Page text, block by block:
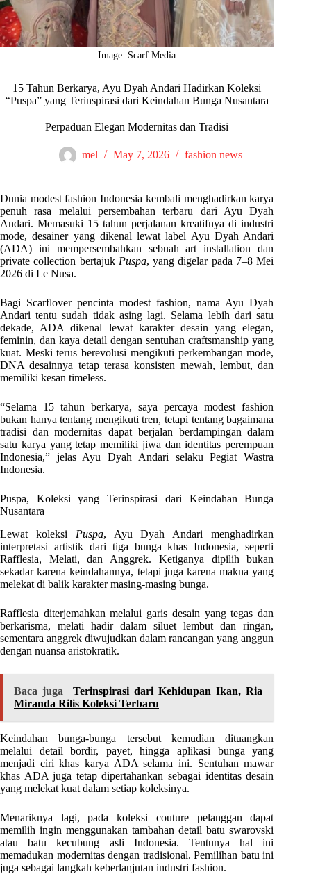
Image: Scarf Media
15 Tahun Berkarya, Ayu Dyah Andari Hadirkan Koleksi
“Puspa” yang Terinspirasi dari Keindahan Bunga Nusantara
Perpaduan Elegan Modernitas dan Tradisi
mel May 7, 2026 fashion news
Dunia modest fashion Indonesia kembali menghadirkan karya
penuh rasa melalui persembahan terbaru dari Ayu Dyah
Andari. Memasuki 15 tahun perjalanan kreatifnya di industri
mode, desainer yang dikenal lewat label Ayu Dyah Andari
(ADA) ini mempersembahkan sebuah art installation dan
private collection bertajuk Puspa, yang digelar pada 7–8 Mei
2026 di Le Nusa.
Bagi Scarflover pencinta modest fashion, nama Ayu Dyah
Andari tentu sudah tidak asing lagi. Selama lebih dari satu
dekade, ADA dikenal lewat karakter desain yang elegan,
feminin, dan kaya detail dengan sentuhan craftsmanship yang
kuat. Meski terus berevolusi mengikuti perkembangan mode,
DNA desainnya tetap terasa konsisten mewah, lembut, dan
memiliki kesan timeless.
“Selama 15 tahun berkarya, saya percaya modest fashion
bukan hanya tentang mengikuti tren, tetapi tentang bagaimana
tradisi dan modernitas dapat berjalan berdampingan dalam
satu karya yang tetap memiliki jiwa dan identitas perempuan
Indonesia,” jelas Ayu Dyah Andari selaku Pegiat Wastra
Indonesia.
Puspa, Koleksi yang Terinspirasi dari Keindahan Bunga
Nusantara
Lewat koleksi Puspa, Ayu Dyah Andari menghadirkan
interpretasi artistik dari tiga bunga khas Indonesia, seperti
Rafflesia, Melati, dan Anggrek. Ketiganya dipilih bukan
sekadar karena keindahannya, tetapi juga karena makna yang
melekat di balik karakter masing-masing bunga.
Rafflesia diterjemahkan melalui garis desain yang tegas dan
berkarisma, melati hadir dalam siluet lembut dan ringan,
sementara anggrek diwujudkan dalam rancangan yang anggun
dengan nuansa aristokratik.
Baca juga
Terinspirasi dari Kehidupan Ikan, Ria
Miranda Rilis Koleksi Terbaru
Keindahan bunga-bunga tersebut kemudian dituangkan
melalui detail bordir, payet, hingga aplikasi bunga yang
menjadi ciri khas karya ADA selama ini. Sentuhan mawar
khas ADA juga tetap dipertahankan sebagai identitas desain
yang melekat kuat dalam setiap koleksinya.
Menariknya lagi, pada koleksi couture pelanggan dapat
memilih ingin menggunakan tambahan detail batu swarovski
atau batu kecubung asli Indonesia. Tentunya hal ini
memadukan modernitas dengan tradisional. Pemilihan batu ini
juga sebagai langkah keberlanjutan industri fashion.